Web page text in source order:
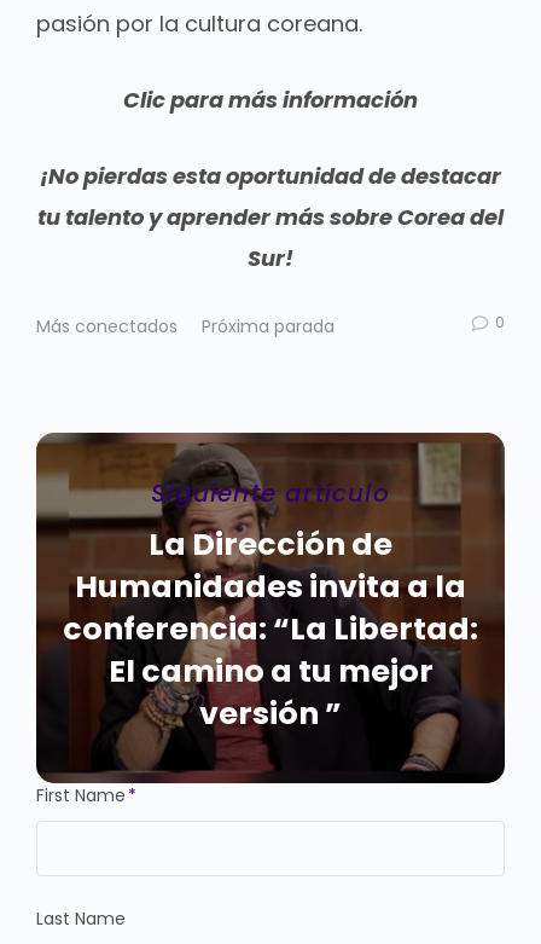
pasión por la cultura coreana.
Clic para más información
¡No pierdas esta oportunidad de destacar
tu talento y aprender más sobre Corea del
Sur!
Más conectados Próxima parada 0
Siguiente artículo
La Dirección de
Humanidades invita a la
conferencia: “La Libertad:
El camino a tu mejor
versión ”
First Name *
Last Name